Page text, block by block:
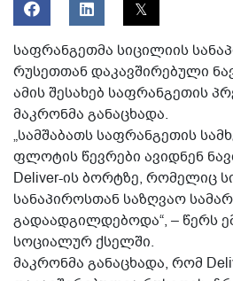
საფრანგეთმა სიცილიის
რუსეთთან დაკავშირებული
ამის შესახებ საფრანგეთის
მაკრონმა განაცხადა.
„სამშაბათს საფრანგეთის
ფლოტის წევრები ავიდნენ
Deliver-ის ბორტზე, რომელიც
სანაპიროსთან საზღვაო
გადაადგილდებოდა“, – წერს
სოციალურ ქსელში.
მაკრონმა განაცხადა, რომ